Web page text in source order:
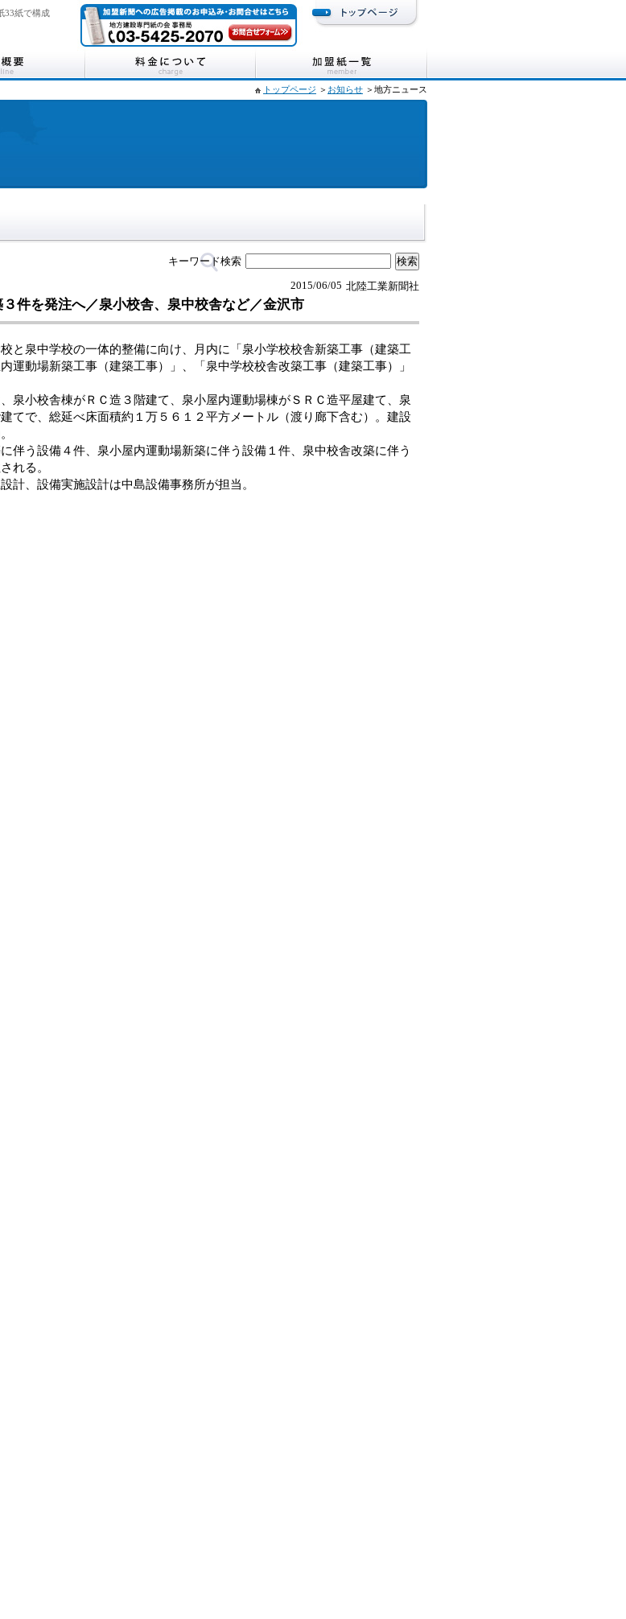
33紙で構成
トップページ ＞ お知らせ ＞地方ニュース
キーワード検索
北陸工業新聞社
2015/06/05
３件を発注へ／泉小校舎、泉中校舎など／金沢市
と泉中学校の一体的整備に向け、月内に「泉小学校校舎新築工事（建築工
運動場新築工事（建築工事）」、「泉中学校校舎改築工事（建築工事）」
泉小校舎棟がＲＣ造３階建て、泉小屋内運動場棟がＳＲＣ造平屋建て、泉
てで、総延べ床面積約１万５６１２平方メートル（渡り廊下含む）。建設
伴う設備４件、泉小屋内運動場新築に伴う設備１件、泉中校舎改築に伴う
れる。
計、設備実施設計は中島設備事務所が担当。